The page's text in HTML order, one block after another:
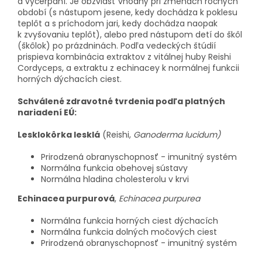
období (s nástupom jesene, kedy dochádza k poklesu
teplôt a s príchodom jari, kedy dochádza naopak
k zvyšovaniu teplôt), alebo pred nástupom detí do škôl
(škôlok) po prázdninách. Podľa vedeckých štúdií
prispieva kombinácia extraktov z vitálnej huby Reishi
Cordyceps, a extraktu z echinacey k normálnej funkcii
horných dýchacích ciest.
Schválené zdravotné tvrdenia podľa platných
nariadení EÚ:
Lesklokôrka lesklá (Reishi, Ganoderma lucidum)
Prirodzená obranyschopnosť - imunitný systém
Normálna funkcia obehovej sústavy
Normálna hladina cholesterolu v krvi
Echinacea purpurová, Echinacea purpurea
Normálna funkcia horných ciest dýchacích
Normálna funkcia dolných močových ciest
Prirodzená obranyschopnosť - imunitný systém